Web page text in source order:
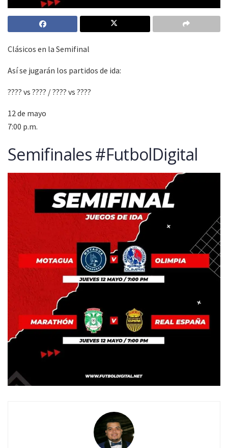
Clásicos en la Semifinal
Así se jugarán los partidos de ida:
???? vs ???? / ???? vs ????
12 de mayo
7:00 p.m.
Semifinales #FutbolDigital